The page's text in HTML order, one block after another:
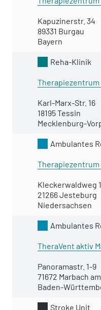
Kapuzinerstr. 34
89331 Burgau
Bayern
Reha-Klinik
Karl-Marx-Str. 16
18195 Tessin
Mecklenburg-
Ambulantes
Kleckerwaldweg
21266 Jesteburg
Niedersachsen
Ambulantes
TheraVent aktiv
Panoramastr. 1-9
71672 Marbach
Baden-
Stroke Unit